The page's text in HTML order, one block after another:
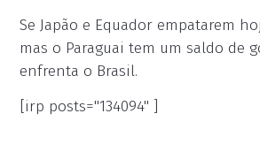
Se Japão e Equador empatarem
mas o Paraguai tem um saldo de
enfrenta o Brasil.
[irp posts="134094" ]